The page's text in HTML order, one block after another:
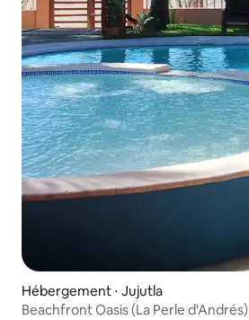
Hébergement ⋅ Jujutla
Beachfront Oasis (La Perle d'Andrés)